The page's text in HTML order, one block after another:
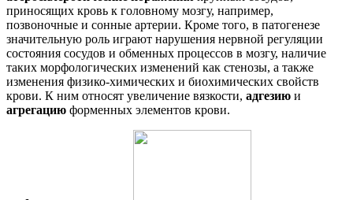
приносящих кровь к головному мозгу, например,
позвоночные и сонные артерии. Кроме того, в патогенезе
значительную роль играют нарушения нервной регуляции
состояния сосудов и обменных процессов в мозгу, наличие
таких морфологических изменений как стенозы, а также
изменения физико-химических и биохимических свойств
крови. К ним относят увеличение вязкости, адгезию и
агрегацию форменных элементов крови.